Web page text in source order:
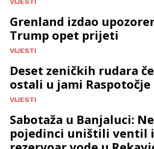
Grenland izdao
Trump opet prijeti
VIJESTI
Deset zeničkih rudara
ostali u jami Raspotočje
VIJESTI
Sabotaža u Banjaluci:
pojedinci uništili ventil